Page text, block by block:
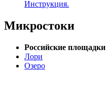
Инструкция.
Микростоки
Российские площадки
Лори
Озеро